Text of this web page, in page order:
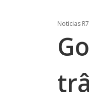
Noticias R7